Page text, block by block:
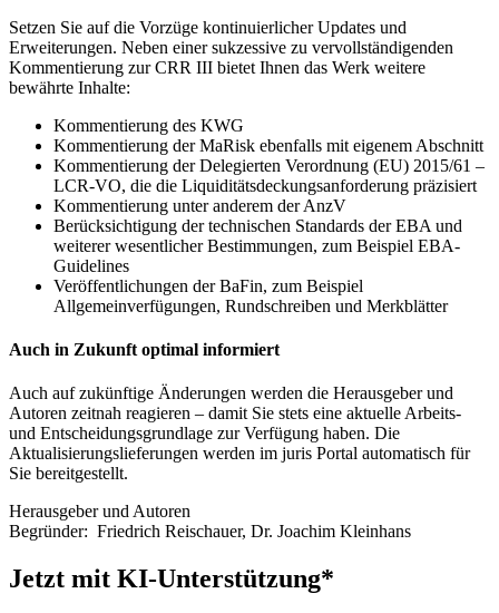
Setzen Sie auf die Vorzüge kontinuierlicher Updates und
Erweiterungen. Neben einer sukzessive zu vervollständigenden
Kommentierung zur CRR III bietet Ihnen das Werk weitere
bewährte Inhalte:
Kommentierung des KWG
Kommentierung der MaRisk ebenfalls mit eigenem Abschnitt
Kommentierung der Delegierten Verordnung (EU) 2015/61 –
LCR-VO, die die Liquiditätsdeckungsanforderung präzisiert
Kommentierung unter anderem der AnzV
Berücksichtigung der technischen Standards der EBA und
weiterer wesentlicher Bestimmungen, zum Beispiel EBA-
Guidelines
Veröffentlichungen der BaFin, zum Beispiel
Allgemeinverfügungen, Rundschreiben und Merkblätter
Auch in Zukunft optimal informiert
Auch auf zukünftige Änderungen werden die Herausgeber und
Autoren zeitnah reagieren – damit Sie stets eine aktuelle Arbeits-
und Entscheidungsgrundlage zur Verfügung haben. Die
Aktualisierungslieferungen werden im juris Portal automatisch für
Sie bereitgestellt.
Herausgeber und Autoren
Begründer: Friedrich Reischauer, Dr. Joachim Kleinhans
Jetzt mit KI-Unterstützung*